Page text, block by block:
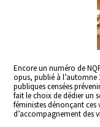
Encore un numéro de
opus, publié à l’automne
publiques censées
fait le choix de dédier un
féministes dénonçant ces
d’accompagnement des